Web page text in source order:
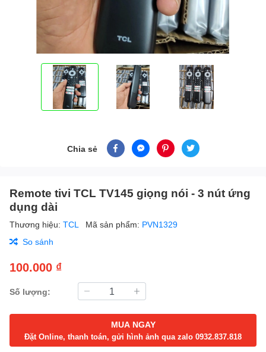
Chia sẻ
Remote tivi TCL TV145 giọng nói - 3 nút ứng
dụng dài
Thương hiệu: TCL Mã sản phẩm: PVN1329
So sánh
100.000 ₫
Số lượng:
MUA NGAY
Đặt Online, thanh toán, gửi hình ảnh qua zalo 0932.837.818